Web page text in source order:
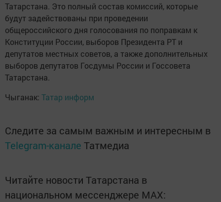
Татарстана. Это полный состав комиссий, которые
будут задействованы при проведении
общероссийского дня голосования по поправкам к
Конституции России, выборов Президента РТ и
депутатов местных советов, а также дополнительных
выборов депутатов Госдумы России и Госсовета
Татарстана.
Чыганак: Татар информ
Следите за самым важным и интересным в
Telegram-канале Татмедиа
Читайте новости Татарстана в
национальном мессенджере MАХ: